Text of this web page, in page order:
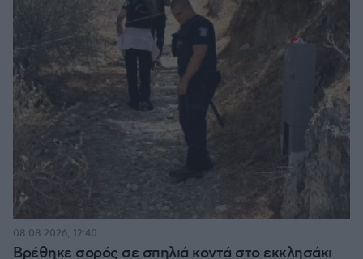
Βρέθηκε σορός σε σπηλιά κοντά στο εκκλησάκι
08.08.2026, 12:40